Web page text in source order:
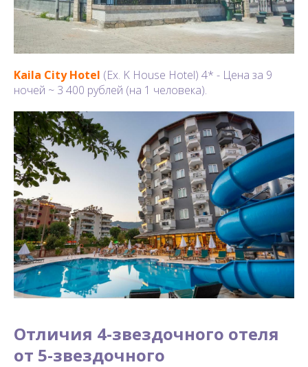
Kaila City Hotel (Ex. K House Hotel) 4* - Цена за 9
ночей ~ 3 400 рублей (на 1 человека).
Отличия 4-звездочного отеля
от 5-звездочного